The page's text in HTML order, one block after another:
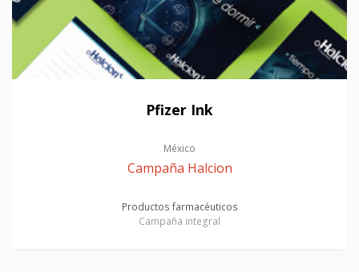
Pfizer Ink
México
Campaña Halcion
Productos farmacéuticos
Campaña integral